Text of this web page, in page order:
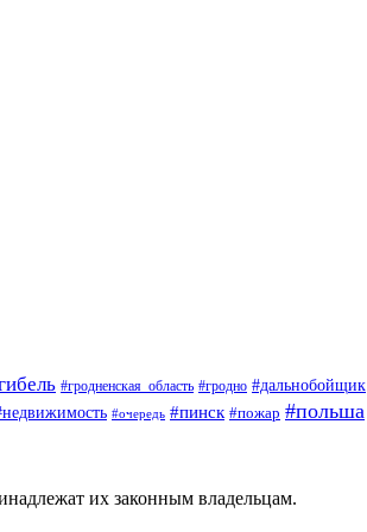
#гродненская_область #гродно #дальнобойщик
#очередь #пинск #пожар #польша
их законным владельцам.